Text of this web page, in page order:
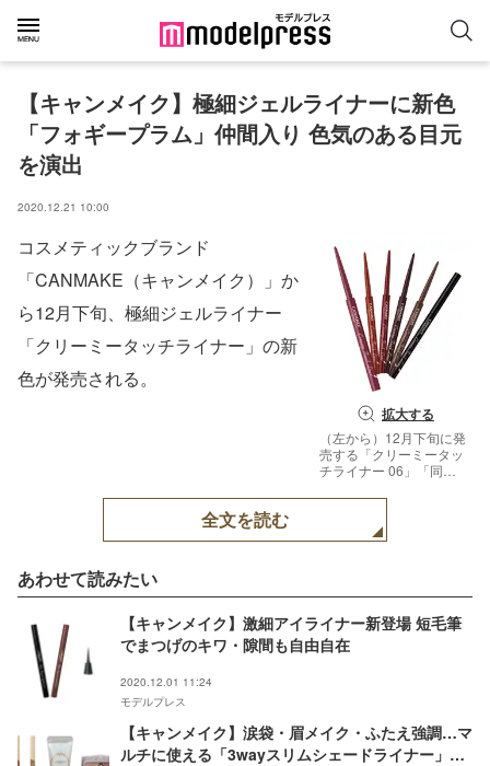
【キャンメイク】極細ジェルライナーに新色
「フォギープラム」仲間入り 色気のある目元
を演出
2020.12.21 10:00
拡大する
（左から）12月下旬に発
売する「クリーミータッ
チライナー 06」「同
「同 02」「同 01」（画
ボラトリーズ）
コスメティックブランド
「CANMAKE（キャンメイク）」か
ら12月下旬、極細ジェルライナー
「クリーミータッチライナー」の新
色が発売される。
全文を読む
あわせて読みたい
【キャンメイク】激細アイライナー新登場 短毛筆
でまつげのキワ・隙間も自由自在
2020.12.01 11:24
モデルプレス
【キャンメイク】涙袋・眉メイク・ふたえ強調…マ
ルチに使える「3wayスリムシェードライナー」限